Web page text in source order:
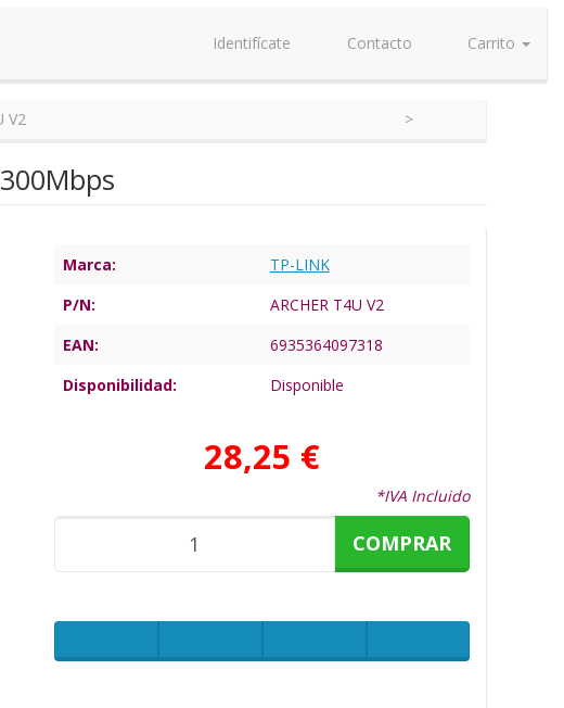
Identifícate Contacto Carrito
V2
Marca:
TP-LINK
P/N:
ARCHER T4U V2
EAN:
6935364097318
Disponibilidad:
Disponible
28,25 €
*IVA Incluido
COMPRAR